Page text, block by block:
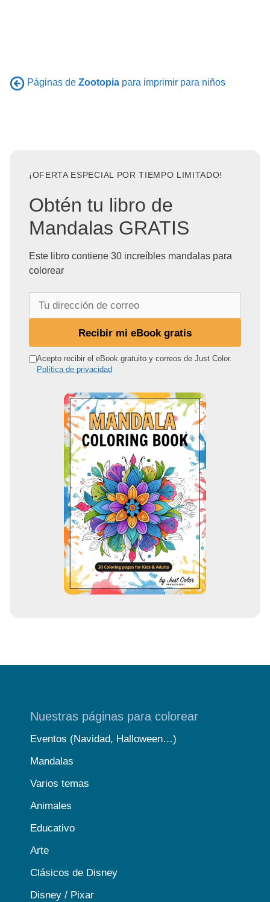
Páginas de Zootopia para imprimir para niños
¡OFERTA ESPECIAL POR TIEMPO LIMITADO!
Obtén tu libro de
Mandalas GRATIS
Este libro contiene 30 increíbles mandalas para
colorear
r
Recibir mi eBook gratis
Acepto recibir el eBook gratuito y correos de Just Color.
Política de privacidad
Nuestras páginas para colorear
Eventos (Navidad, Halloween…)
Mandalas
Varios temas
Animales
Educativo
Arte
Clásicos de Disney
Disney / Pixar